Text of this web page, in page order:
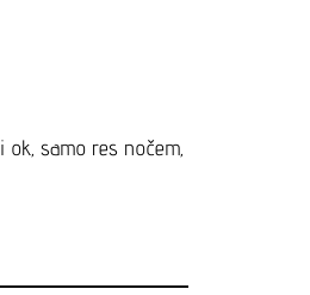
samo res nočem,